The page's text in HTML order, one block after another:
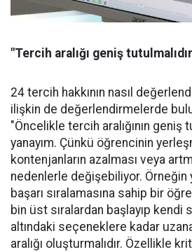
"Tercih aralığı geniş
24 tercih hakkının nasıl
ilişkin de değerlendirmelerde
"Öncelikle tercih aralığının geniş
yanayım. Çünkü öğrencinin
kontenjanların azalması veya
nedenlerle değişebiliyor. Örneğin
başarı sıralamasına sahip bir
bin üst sıralardan başlayıp kendi
altındaki seçeneklere kadar
aralığı oluşturmalıdır. Özellikle